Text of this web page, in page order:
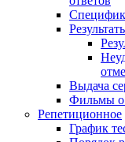
Выдача
Фильмы
Репетиционное
График